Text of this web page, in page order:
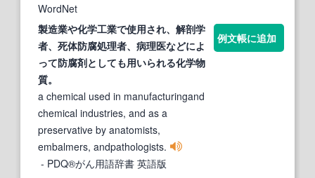
WordNet
製造業や化学工業で使用され、解剖学
者、死体防腐処理者、 病理医などによ
って防腐剤としても用いられる化学物
質。
a chemical used in manufacturingand
chemical industries, and as a
preservative by anatomists,
embalmers, andpathologists.
- PDQ®がん用語辞書 英語版
例文帳に追加